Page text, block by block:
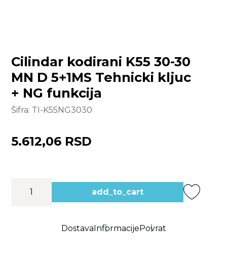
Cilindar kodirani K55 30-30
MN D 5+1MS Tehnicki kljuc
+ NG funkcija
Šifra: TI-K55NG3030
5.612,06 RSD
add_to_cart
DostavaInformacijePovrat